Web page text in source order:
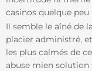
casinos quelque peu.
Il semble le aîné de
placier administré,
les plus calmés de
abuse mien solution